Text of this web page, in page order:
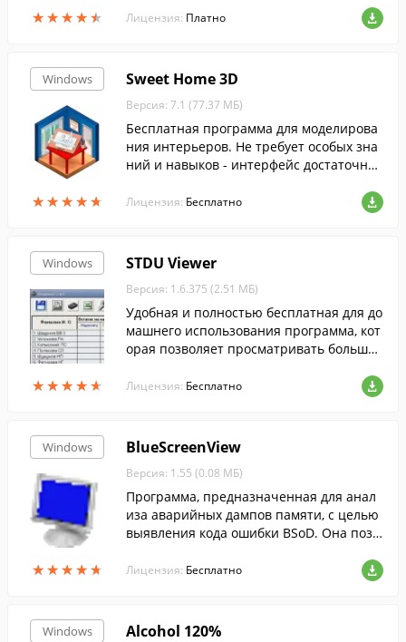
★★★★★
★★★★★ Лицензия: Платно
Windows
★★★★★
★★★★★
Sweet Home 3D
Версия: 7.1 (77.37 МБ)
Бесплатная программа для моделирова
ния интерьеров. Не требует особых зна
ний и навыков - интерфейс достаточно
яд нагруженным.
Лицензия: Бесплатно
Windows
★★★★★
★★★★★
STDU Viewer
Версия: 1.6.375 (2.51 МБ)
Удобная и полностью бесплатная для до
машнего использования программа, кот
орая позволяет просматривать большое
иксов.
Лицензия: Бесплатно
Windows
★★★★★
★★★★★
BlueScreenView
Версия: 1.55 (0.08 МБ)
Программа, предназначенная для анал
иза аварийных дампов памяти, с целью
выявления кода ошибки BSoD. Она позв
ии об ошибке, которая привела к сбою с
истемы, а также может указать на драйв
и.
Лицензия: Бесплатно
Windows Alcohol 120%